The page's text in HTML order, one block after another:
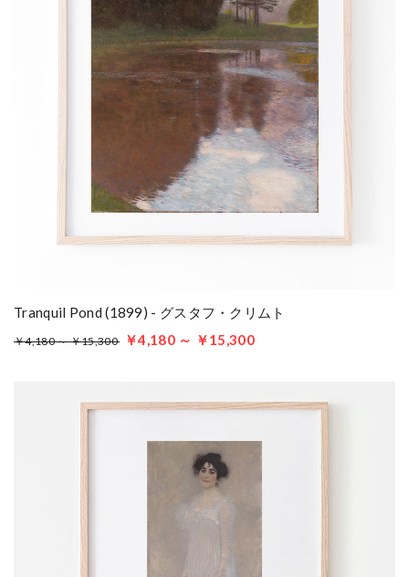
Tranquil Pond (1899) - グスタフ・クリムト
￥4,180 ～ ￥15,300 ￥4,180 ～ ￥15,300